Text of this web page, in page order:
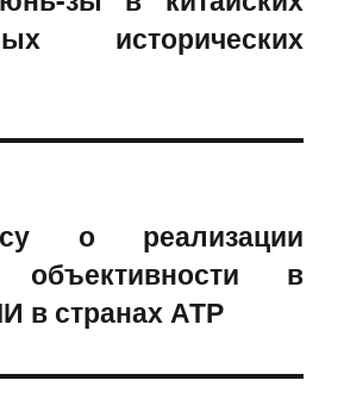
исторических
о реализации
объективности в
в странах АТР